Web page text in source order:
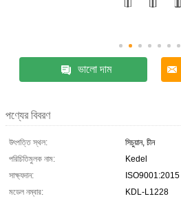
ভালো দাম
পণ্যের বিবরণ
উৎপত্তি স্থল:
সিচুয়ান, চীন
পরিচিতিমুলক নাম:
Kedel
সাক্ষ্যদান:
ISO9001:2015
মডেল নম্বার:
KDL-L1228